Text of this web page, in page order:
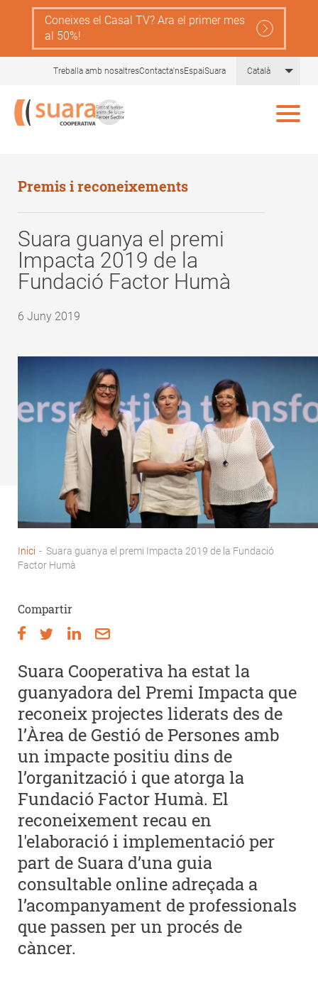
content
Coneixes el Casal TV? Ara el primer mes
al 50%!
Treballa amb nosaltresContacta'nsEspaiSuara Català List
Premis i reconeixements
Suara guanya el premi
Impacta 2019 de la
Fundació Factor Humà
6 Juny 2019
Fil
Inici - Suara guanya el premi Impacta 2019 de la Fundació
Factor Humà
Compartir
Suara Cooperativa ha estat la
guanyadora del Premi Impacta que
reconeix projectes liderats des de
l’Àrea de Gestió de Persones amb
un impacte positiu dins de
l’organització i que atorga la
Fundació Factor Humà. El
reconeixement recau en
l'elaboració i implementació per
part de Suara d’una guia
consultable online adreçada a
l’acompanyament de professionals
que passen per un procés de
càncer.